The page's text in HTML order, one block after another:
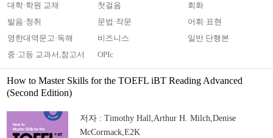
대학·학원 교재
첫걸음
회화
발음·청취
문법·작문
어휘·표현
영한대역문고·독해
비즈니스
일반 단행본
중·고등 교과서,참고서
OPIc
How to Master Skills for the TOEFL iBT Reading Advanced
(Second Edition)
저자 : Timothy Hall,Arthur H. Milch,Denise
McCormack,E2K